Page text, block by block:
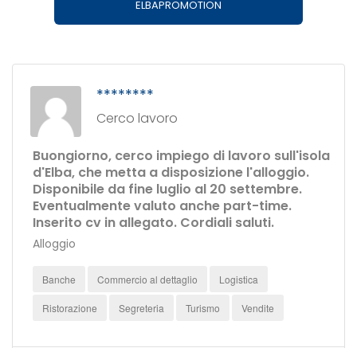
ELBAPROMOTION
********
Cerco lavoro
Buongiorno, cerco impiego di lavoro sull'isola
d'Elba, che metta a disposizione l'alloggio.
Disponibile da fine luglio al 20 settembre.
Eventualmente valuto anche part-time.
Inserito cv in allegato. Cordiali saluti.
Alloggio
Banche Commercio al dettaglio Logistica
Ristorazione Segreteria Turismo Vendite